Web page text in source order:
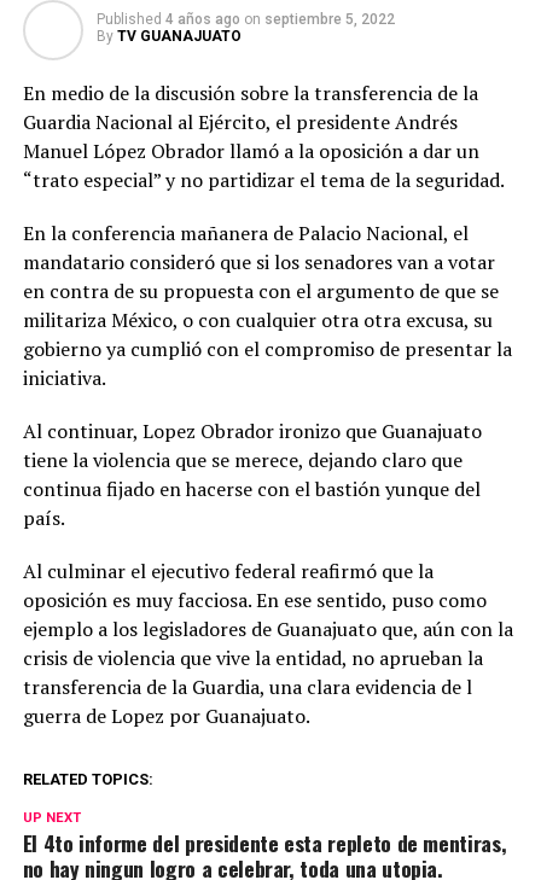
Published 4 años ago on septiembre 5, 2022
By TV GUANAJUATO
En medio de la discusión sobre la transferencia de la
Guardia Nacional al Ejército, el presidente Andrés
Manuel López Obrador llamó a la oposición a dar un
“trato especial” y no partidizar el tema de la seguridad.
En la conferencia mañanera de Palacio Nacional, el
mandatario consideró que si los senadores van a votar
en contra de su propuesta con el argumento de que se
militariza México, o con cualquier otra otra excusa, su
gobierno ya cumplió con el compromiso de presentar la
iniciativa.
Al continuar, Lopez Obrador ironizo que Guanajuato
tiene la violencia que se merece, dejando claro que
continua fijado en hacerse con el bastión yunque del
país.
Al culminar el ejecutivo federal reafirmó que la
oposición es muy facciosa. En ese sentido, puso como
ejemplo a los legisladores de Guanajuato que, aún con la
crisis de violencia que vive la entidad, no aprueban la
transferencia de la Guardia, una clara evidencia de l
guerra de Lopez por Guanajuato.
RELATED TOPICS:
UP NEXT
El 4to informe del presidente esta repleto de mentiras,
no hay ningun logro a celebrar, toda una utopia.